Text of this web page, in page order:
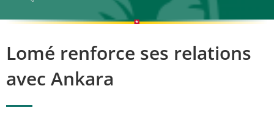
Lomé renforce ses relations
avec Ankara